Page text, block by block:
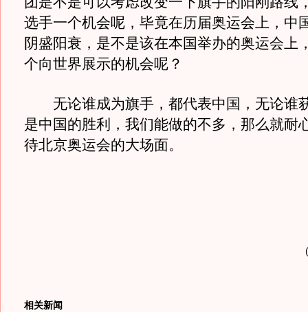
选手一个机会呢，毕竟在历届奥运会上，中
阴盛阳衰，是不是该在本国举办的奥运会上
个向世界展示的机会呢？
无论谁成为旗手，都代表中国，无论谁
是中国的胜利，我们能做的不多，那么就耐
待北京奥运会的大场面。
相关新闻